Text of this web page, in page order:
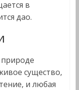
в
дао.
существо,
и любая